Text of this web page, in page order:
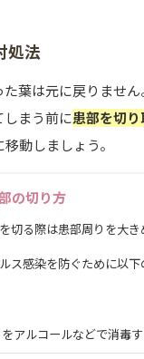
処法
葉は元に戻りません
まう前に患部を切り
動しましょう。
の切り方
切る際は患部周りを大き
ス感染を防ぐために以下
アルコールなどで消毒